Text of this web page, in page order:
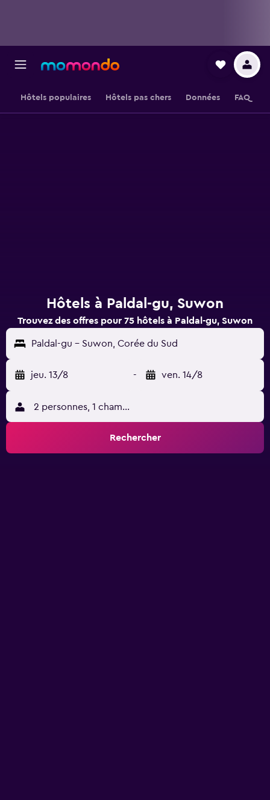
Hôtels populaires Hôtels pas chers Données FAQ
Hôtels à Paldal-gu, Suwon
Trouvez des offres pour 75 hôtels à Paldal-gu, Suwon
Paldal-gu - Suwon, Corée du Sud
jeu. 13/8 - ven. 14/8
2 personnes, 1 chambre
Rechercher